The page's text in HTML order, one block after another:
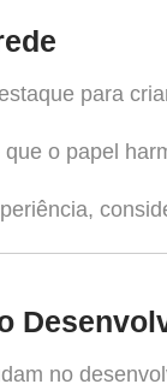
para
o papel
no